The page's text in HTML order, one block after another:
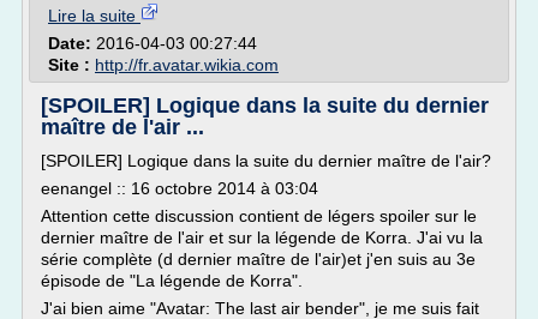
Lire la suite
Date: 2016-04-03 00:27:44
Site : http://fr.avatar.wikia.com
[SPOILER] Logique dans la suite du dernier
maître de l'air ...
[SPOILER] Logique dans la suite du dernier maître de l'air?
eenangel :: 16 octobre 2014 à 03:04
Attention cette discussion contient de légers spoiler sur le
dernier maître de l'air et sur la légende de Korra. J'ai vu la
série complète (d dernier maître de l'air)et j'en suis au 3e
épisode de "La légende de Korra".
J'ai bien aime "Avatar: The last air bender", je me suis fait